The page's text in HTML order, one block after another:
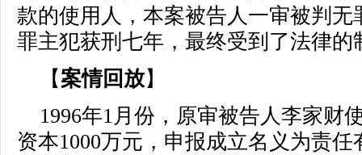
款的使用人，本案被告人一审被判
罪主犯获刑七年，最终受到了法律的
【 案情回放】
1996年1月份，原审被告人李家财
资本1000万元，申报成立名义为责